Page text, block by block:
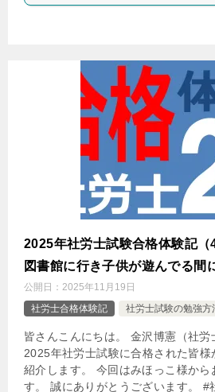
2025年社労士試験合格体験記
図書館に行き子供が遊んでる間
公開日： 2025年11月19日
社労士合格体験記
社労士試験の勉強方
皆さんこんにちは。 金沢博憲（社労
2025年社労士試験に合格された皆
紹介します。 今回はみほっこ様から
す。 誠にありがとうございます。